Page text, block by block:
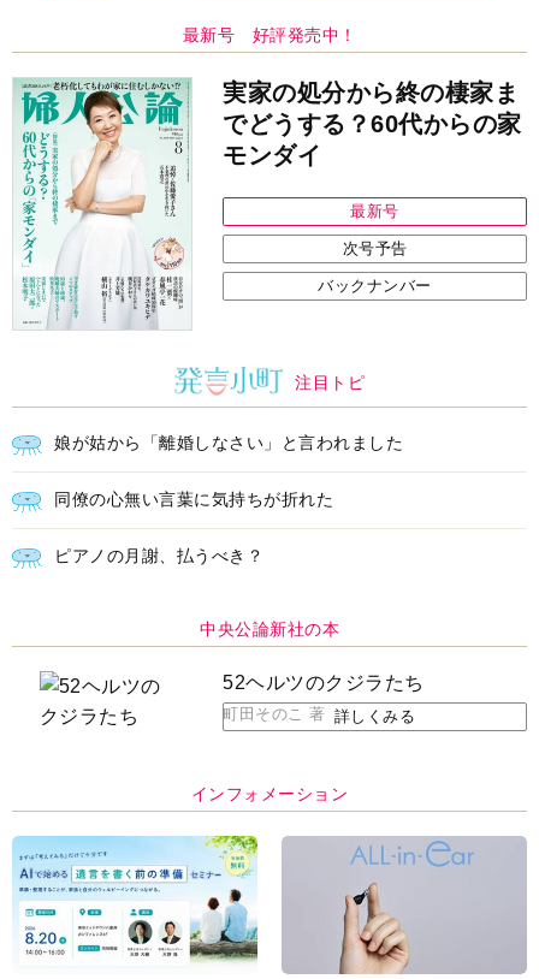
最新号 好評発売中！
実家の処分から終の棲家ま
でどうする？60代からの家
モンダイ
最新号
次号予告
バックナンバー
注目トピ
娘が姑から「離婚しなさい」と言われました
同僚の心無い言葉に気持ちが折れた
ピアノの月謝、払うべき？
中央公論新社の本
52ヘルツのクジラたち
町田そのこ 著 詳しくみる
インフォメーション